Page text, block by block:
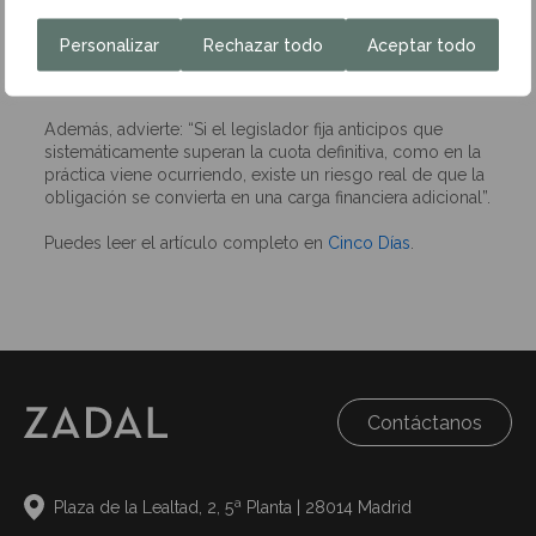
Personalizar Rechazar todo Aceptar todo
no sea una vulneración clara, “pero sí una flexibilización
del principio de capacidad económica, que entendemos
se asume únicamente por razones de estabilidad
Además, advierte: “Si el legislador fija anticipos que
sistemáticamente superan la cuota definitiva, como en la
práctica viene ocurriendo, existe un riesgo real de que la
obligación se convierta en una carga financiera adicional”.
Puedes leer el artículo completo en Cinco Días
Contáctanos
Plaza de la Lealtad, 2, 5ª Planta | 28014 Madrid